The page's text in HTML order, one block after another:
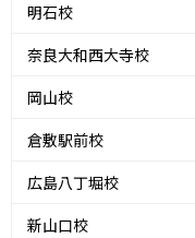
明石校
奈良大和西大寺校
岡山校
倉敷駅前校
広島八丁堀校
新山口校